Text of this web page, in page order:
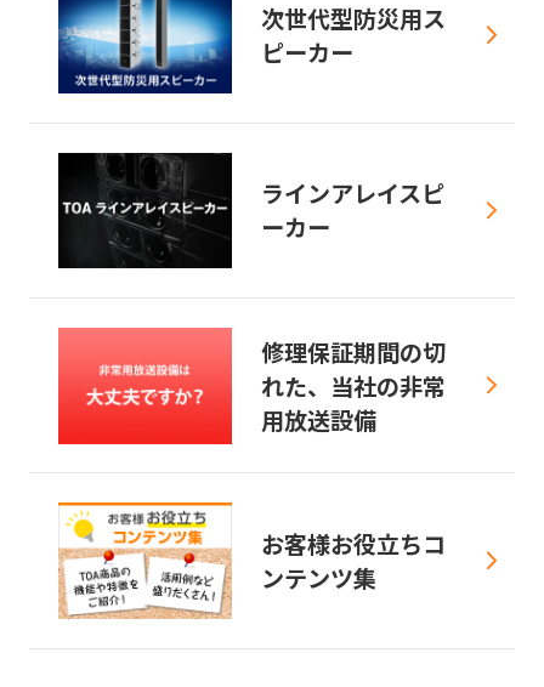
次世代型防災用ス
ピーカー
ラインアレイスピ
ーカー
修理保証期間の切
れた、当社の非常
用放送設備
お客様お役立ちコ
ンテンツ集